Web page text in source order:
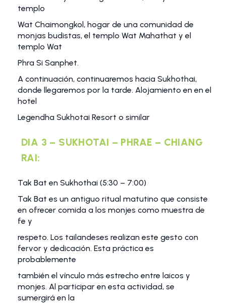
templo
Wat Chaimongkol, hogar de una comunidad de
monjas budistas, el templo Wat Mahathat y el
templo Wat
Phra Si Sanphet.
A continuación, continuaremos hacia Sukhothai,
donde llegaremos por la tarde. Alojamiento en en el
hotel
Legendha Sukhotai Resort o similar
DIA 3 – SUKHOTAI – PHRAE – CHIANG
RAI:
Tak Bat en Sukhothai (5:30 – 7:00)
Tak Bat es un antiguo ritual matutino que consiste
en ofrecer comida a los monjes como muestra de
fe y
respeto. Los tailandeses realizan este gesto con
fervor y dedicación. Esta práctica es
probablemente
también el vínculo más estrecho entre laicos y
monjes. Al participar en esta actividad, se
sumergirá en la